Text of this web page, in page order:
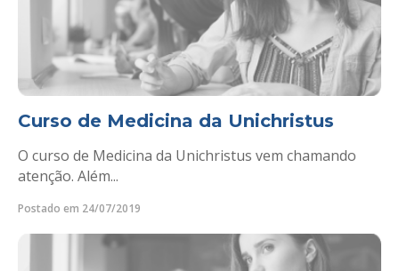
Curso de Medicina da Unichristus
O curso de Medicina da Unichristus vem chamando
atenção. Além...
Postado em 24/07/2019